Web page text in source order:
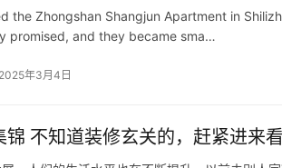
the Zhongshan Shangjun Apartment in
promised, and they became sma…
2025年3月4日
锦 不知道装修玄关的，赶紧进来